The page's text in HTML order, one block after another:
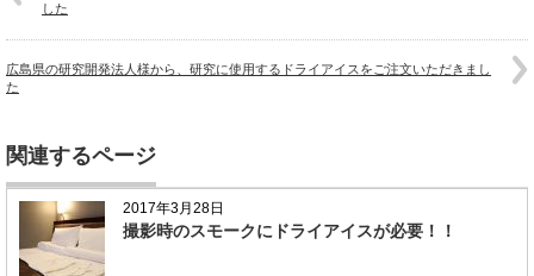
した
広島県の研究開発法人様から、研究に使用するドライアイスをご注文いただきまし
た
関連するページ
2017年3月28日
撮影時のスモークにドライアイスが必要！！